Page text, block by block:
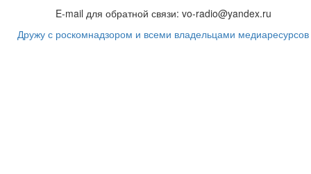
E-mail для обратной связи: vo-radio@yandex.ru
Дружу с роскомнадзором и всеми владельцами медиаресурсов